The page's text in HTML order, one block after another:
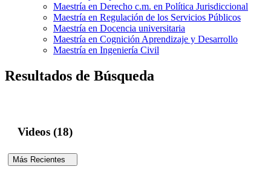
Maestría en Derecho c.m. en Política Jurisdiccional
Maestría en Regulación de los Servicios Públicos
Maestría en Docencia universitaria
Maestría en Cognición Aprendizaje y Desarrollo
Maestría en Ingeniería Civil
Resultados de Búsqueda
Videos (18)
Más Recientes